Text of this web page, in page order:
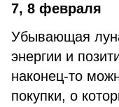
7, 8 февраля
Убывающая
энергии и
наконец-то
покупки, о